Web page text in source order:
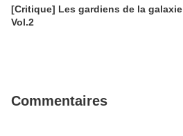
[Critique] Les gardiens de la galaxie
Vol.2
Commentaires